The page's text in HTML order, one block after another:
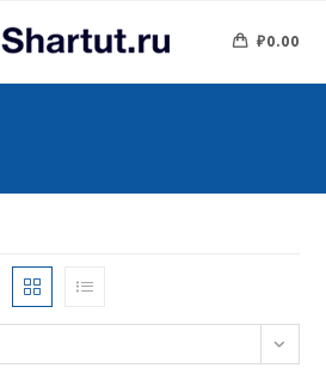
₽0.00